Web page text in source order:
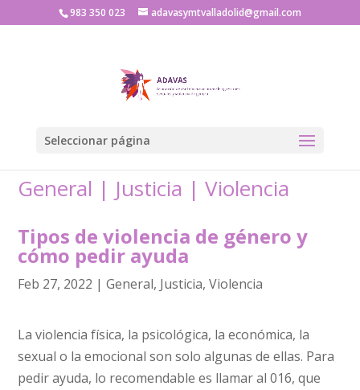
983 350 023 adavasymtvalladolid@gmail.com
Seleccionar página
General | Justicia |Violencia
Tipos de violencia de género y
cómo pedir ayuda
Feb 27, 2022 |General, Justicia,Violencia
La violencia física, la psicológica, la económica, la
sexual o la emocional son solo algunas de ellas. Para
pedir ayuda, lo recomendable es llamar al 016, que